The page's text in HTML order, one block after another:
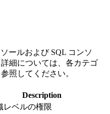
ールおよび SQL コンソ
細については、各カテゴ
照してください。
Description
レベルの権限